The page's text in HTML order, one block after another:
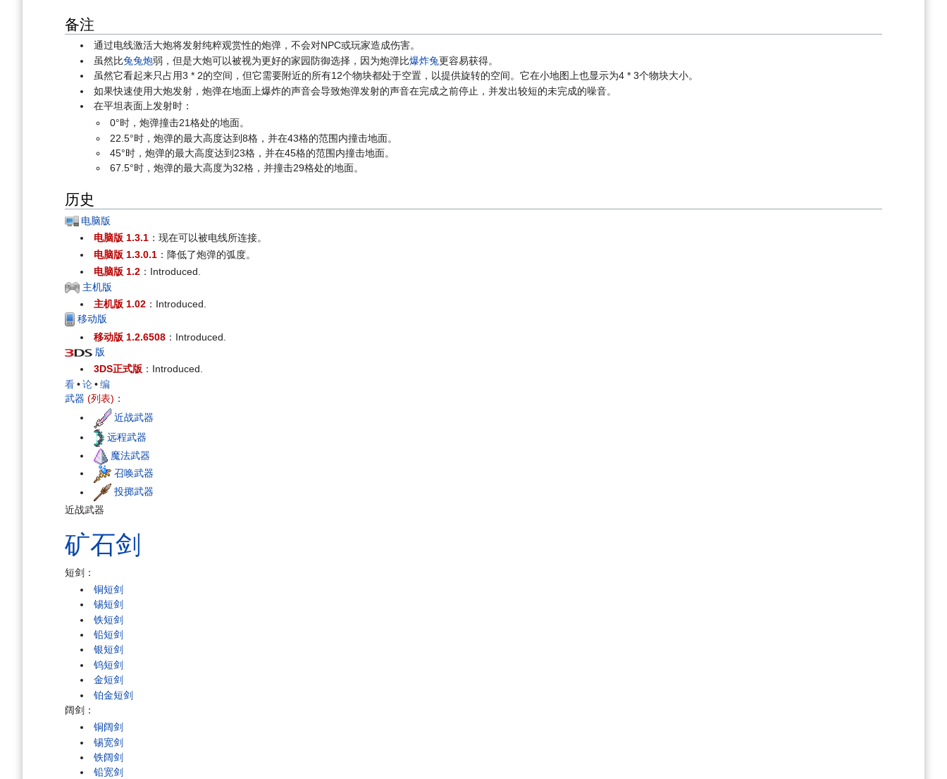
备注
通过电线激活大炮将发射纯粹观赏性的炮弹，不会对NPC或玩家造成伤害。
虽然比兔兔炮弱，但是大炮可以被视为更好的家园防御选择，因为炮弹比爆炸兔更容易获得。
虽然它看起来只占用3 * 2的空间，但它需要附近的所有12个物块都处于空置，以提供旋转的空间。它在小地图上也显示为4 * 3个物块大小。
如果快速使用大炮发射，炮弹在地面上爆炸的声音会导致炮弹发射的声音在完成之前停止，并发出较短的未完成的噪音。
在平坦表面上发射时：
0°时，炮弹撞击21格处的地面。
22.5°时，炮弹的最大高度达到8格，并在43格的范围内撞击地面。
45°时，炮弹的最大高度达到23格，并在45格的范围内撞击地面。
67.5°时，炮弹的最大高度为32格，并撞击29格处的地面。
历史
电脑版
电脑版 1.3.1 ：现在可以被电线所连接。
电脑版 1.3.0.1 ：降低了炮弹的弧度。
电脑版 1.2 ：Introduced.
主机版
主机版 1.02 ：Introduced.
移动版
移动版 1.2.6508 ：Introduced.
版
3DS正式版 ：Introduced.
看•论•编
武器 (列表) ：
近战武器
远程武器
魔法武器
召唤武器
投掷武器
近战武器
矿石剑
短剑：
铜短剑
锡短剑
铁短剑
铅短剑
银短剑
钨短剑
金短剑
铂金短剑
阔剑：
铜阔剑
锡宽剑
铁阔剑
铅宽剑